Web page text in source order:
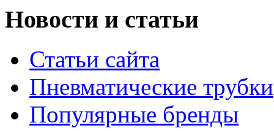
Новости и статьи
Статьи сайта
Пневматические трубки
Популярные бренды